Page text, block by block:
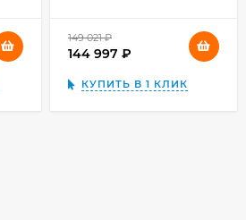
149 021
144 997
КУПИТЬ В 1 КЛИК